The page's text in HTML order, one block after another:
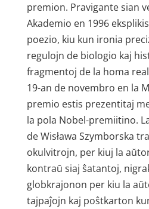
premion. Pravigante sian
Akademio en 1996
poezio, kiu kun ironia
regulojn de biologio kaj
fragmentoj de la homa
19-an de novembro en la
premio estis prezentitaj
la pola Nobel-premiitino.
de Wisława Szymborska
okulvitrojn, per kiuj la
kontraŭ siaj ŝatantoj,
globkrajonon per kiu la
tajpaĵojn kaj poŝtkarton